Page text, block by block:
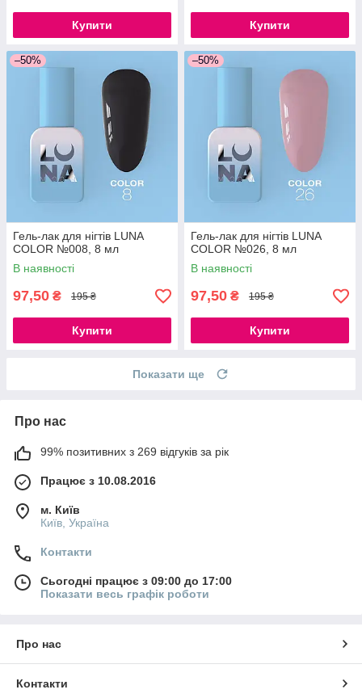
Купити Купити
–50%
Гель-лак для нігтів LUNA
COLOR №008, 8 мл
В наявності
97,50 ₴ 195 ₴
Купити
–50%
Гель-лак для нігтів LUNA
COLOR №026, 8 мл
В наявності
97,50 ₴ 195 ₴
Купити
Показати ще
Про нас
99% позитивних з 269 відгуків за рік
Працює з 10.08.2016
м. Київ
Київ, Україна
Контакти
Сьогодні працює з 09:00 до 17:00
Показати весь графік роботи
Про нас
Контакти